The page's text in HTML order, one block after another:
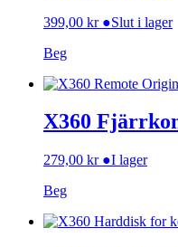
399,00 kr ●Slut i lager
Beg
X360
279,00 kr ●I lager
Beg